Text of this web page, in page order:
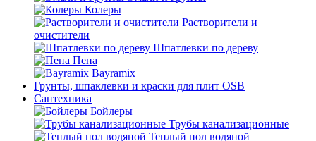
Колеры
Растворители и
очистители
Шпатлевки по дереву
Пена
Bayramix
Грунты, шпаклевки и краски для плит OSB
Сантехника
Бойлеры
Трубы канализационные
Теплый пол водяной